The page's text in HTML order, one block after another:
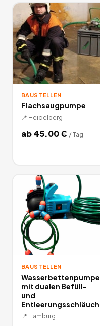
BAUSTELLEN
Flachsaugpumpe
📍 Heidelberg
ab45.00€ / Tag
BAUSTELLEN
Wasserbettenpumpe
mit dualen Befüll-
und
Entleerungsschläuch
📍 Hamburg